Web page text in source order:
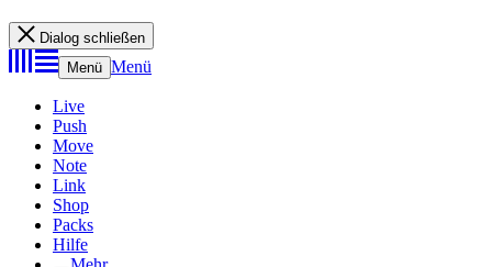
Dialog schließen
Menü Menü
Live
Push
Move
Note
Link
Shop
Packs
Hilfe